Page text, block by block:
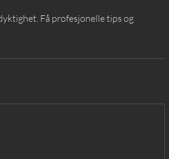
Få profesjonelle tips og